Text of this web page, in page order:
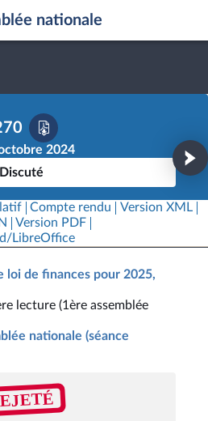
nationale
2024
Discuté
Compte rendu
Version XML
Version PDF
LibreOffice
loi de finances pour 2025,
lecture (1ère assemblée
nationale (séance